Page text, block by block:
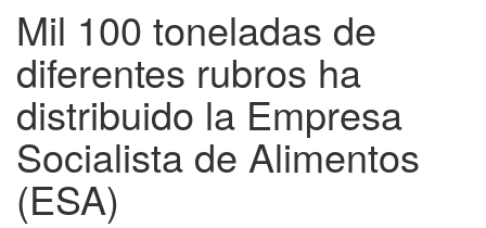
Mil 100 toneladas de
diferentes rubros ha
distribuido la Empresa
Socialista de Alimentos
(ESA)